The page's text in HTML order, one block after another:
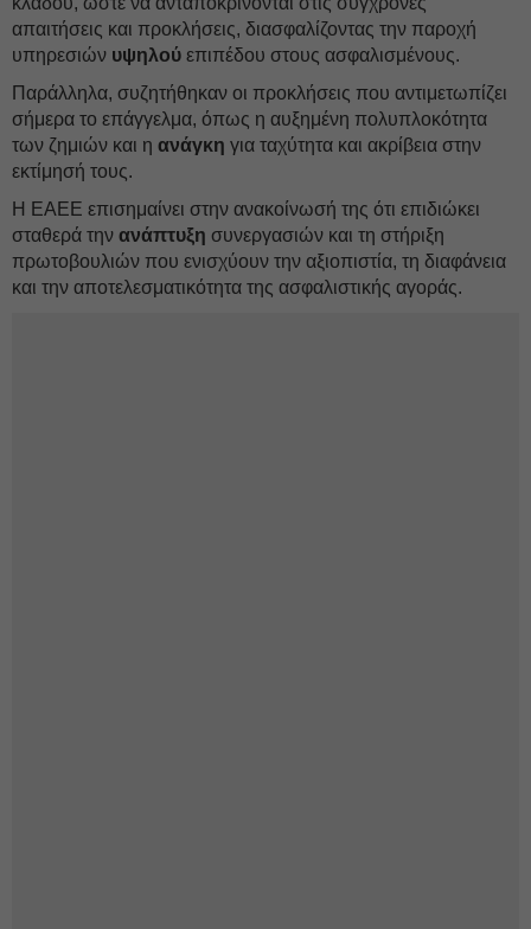
απαιτήσεις και προκλήσεις, διασφαλίζοντας την παροχή
υπηρεσιών υψηλού επιπέδου στους ασφαλισμένους.
Παράλληλα, συζητήθηκαν οι προκλήσεις που αντιμετωπίζει
σήμερα το επάγγελμα, όπως η αυξημένη πολυπλοκότητα
των ζημιών και η ανάγκη για ταχύτητα και ακρίβεια στην
εκτίμησή τους.
Η ΕΑΕΕ επισημαίνει στην ανακοίνωσή της ότι επιδιώκει
σταθερά την ανάπτυξη συνεργασιών και τη στήριξη
πρωτοβουλιών που ενισχύουν την αξιοπιστία, τη διαφάνεια
και την αποτελεσματικότητα της ασφαλιστικής αγοράς.